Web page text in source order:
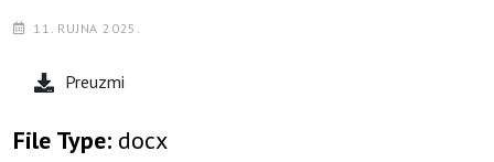
11. RUJNA 2025.
Preuzmi
File Type: docx